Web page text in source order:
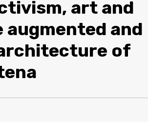
art and
and
of